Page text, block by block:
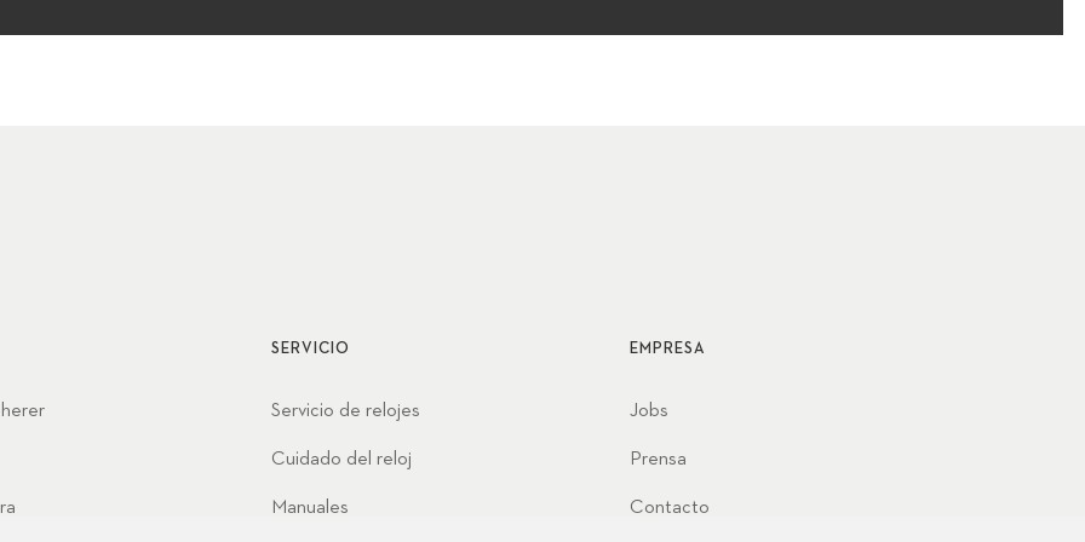
SERVICIO
Servicio de relojes
Cuidado del reloj
Manuales
EMPRESA
Jobs
Prensa
Contacto